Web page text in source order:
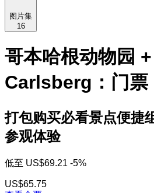
图片集
16
哥本哈根动物园
Carlsberg：门票
打包购买必看景点便捷
参观体验
低至 US$69.21 -5%
US$65.75